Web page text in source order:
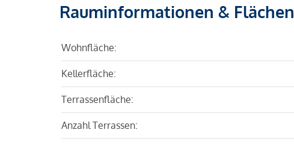
Rauminformationen & Flächen
Wohnfläche:
Kellerfläche:
Terrassenfläche:
Anzahl Terrassen: